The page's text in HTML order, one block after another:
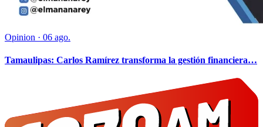
Opinion · 06 ago.
Tamaulipas: Carlos Ramírez transforma la gestión financiera…